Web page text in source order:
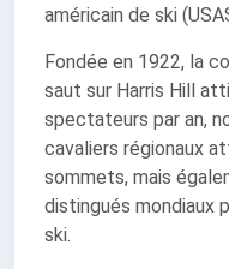
américain de ski
Fondée en 1922, la
saut sur Harris Hill
spectateurs par an,
cavaliers régionaux
sommets, mais
distingués mondiaux
ski.